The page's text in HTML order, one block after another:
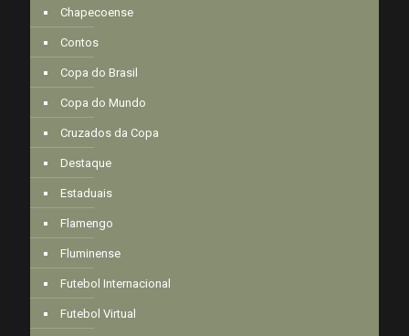
Chapecoense
Contos
Copa do Brasil
Copa do Mundo
Cruzados da Copa
Destaque
Estaduais
Flamengo
Fluminense
Futebol Internacional
Futebol Virtual